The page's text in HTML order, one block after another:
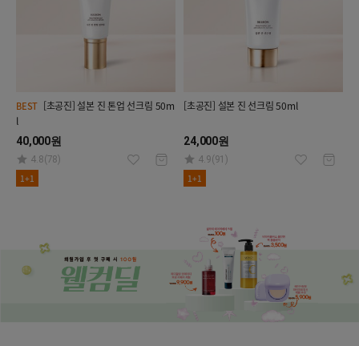
BEST
l
40,000원
4.8(78)
1+1
[초공진] 설본 진 선크림 50ml
24,000원
4.9(91)
1+1